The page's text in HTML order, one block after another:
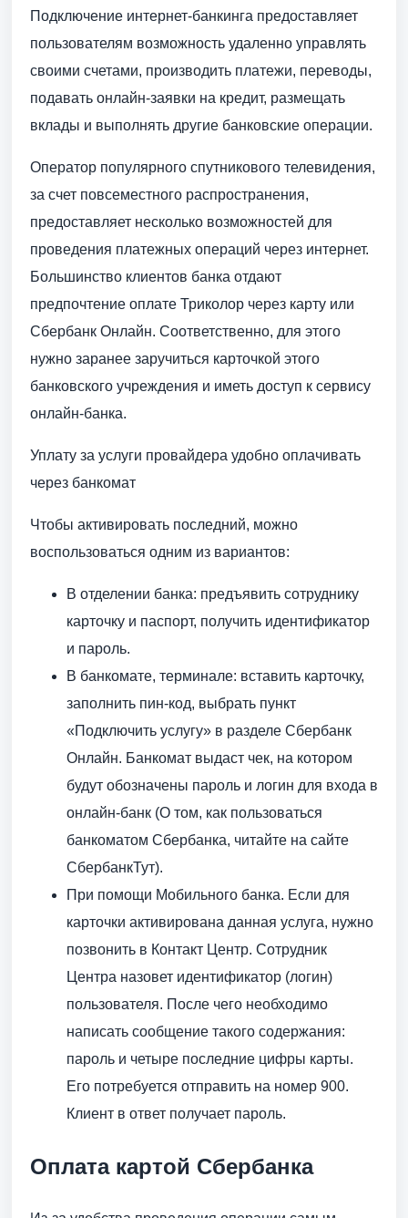
Подключение интернет-банкинга предоставляет
пользователям возможность удаленно управлять
своими счетами, производить платежи, переводы,
подавать онлайн-заявки на кредит, размещать
вклады и выполнять другие банковские операции.
Оператор популярного спутникового телевидения,
за счет повсеместного распространения,
предоставляет несколько возможностей для
проведения платежных операций через интернет.
Большинство клиентов банка отдают
предпочтение оплате Триколор через карту или
Сбербанк Онлайн. Соответственно, для этого
нужно заранее заручиться карточкой этого
банковского учреждения и иметь доступ к сервису
онлайн-банка.
Уплату за услуги провайдера удобно оплачивать
через банкомат
Чтобы активировать последний, можно
воспользоваться одним из вариантов:
В отделении банка: предъявить сотруднику
карточку и паспорт, получить идентификатор
и пароль.
В банкомате, терминале: вставить карточку,
заполнить пин-код, выбрать пункт
«Подключить услугу» в разделе Сбербанк
Онлайн. Банкомат выдаст чек, на котором
будут обозначены пароль и логин для входа в
онлайн-банк (О том, как пользоваться
банкоматом Сбербанка, читайте на сайте
СбербанкТут).
При помощи Мобильного банка. Если для
карточки активирована данная услуга, нужно
позвонить в Контакт Центр. Сотрудник
Центра назовет идентификатор (логин)
пользователя. После чего необходимо
написать сообщение такого содержания:
пароль и четыре последние цифры карты.
Его потребуется отправить на номер 900.
Клиент в ответ получает пароль.
Оплата картой Сбербанка